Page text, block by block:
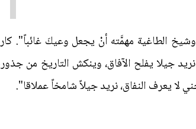
الطاغية مهمَّته أنْ يجعل وعيكَ غائباً".
جيلا يفلح الآفاق، وينكش التاريخ من
لا يعرف النفاق، نريد جيلاً شامخاً عملاقا".